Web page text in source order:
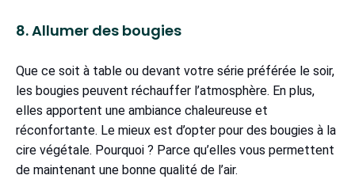
8. Allumer des bougies
Que ce soit à table ou devant votre série préférée le soir,
les bougies peuvent réchauffer l’atmosphère. En plus,
elles apportent une ambiance chaleureuse et
réconfortante. Le mieux est d’opter pour des bougies à la
cire végétale. Pourquoi ? Parce qu’elles vous permettent
de maintenant une bonne qualité de l’air.